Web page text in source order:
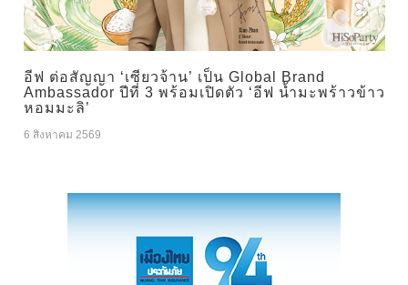
อีฟ ต่อสัญญา ‘เซียวจ้าน’ เป็น Global Brand
Ambassador ปีที่ 3 พร้อมเปิดตัว ‘อีฟ น้ำมะพร้าวข้าว
หอมมะลิ’
6 สิงหาคม 2569